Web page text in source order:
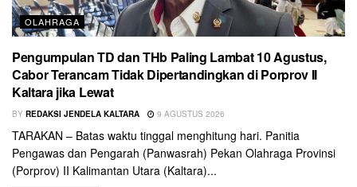
OLAHRAGA
Pengumpulan TD dan THb Paling Lambat 10 Agustus,
Cabor Terancam Tidak Dipertandingkan di Porprov II
Kaltara jika Lewat
BY REDAKSI JENDELA KALTARA 9 AGUSTUS 2026
TARAKAN – Batas waktu tinggal menghitung hari. Panitia
Pengawas dan Pengarah (Panwasrah) Pekan Olahraga Provinsi
(Porprov) II Kalimantan Utara (Kaltara)...